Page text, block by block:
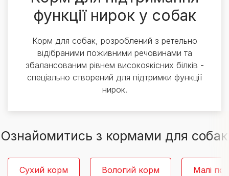
функції нирок у собак
Корм для собак, розроблений з ретельно
відібраними поживними речовинами та
збалансованим рівнем високоякісних білків -
спеціально створений для підтримки функції
нирок.
Ознайомитись з кормами для собак
Сухий корм Вологий корм Малі